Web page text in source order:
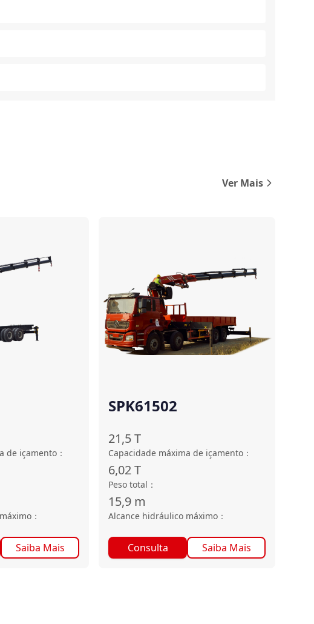
Ver Mais
de içamento ：
：
Saiba Mais
SPK61502
21,5T
Capacidade máxima de içamento ：
6,02T
Peso total ：
15,9 m
Alcance hidráulico máximo ：
Consulta Saiba Mais